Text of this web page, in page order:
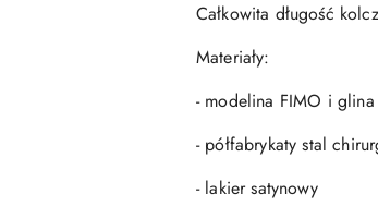
Całkowita długość
Materiały:
- modelina FIMO i
- półfabrykaty stal
- lakier satynowy